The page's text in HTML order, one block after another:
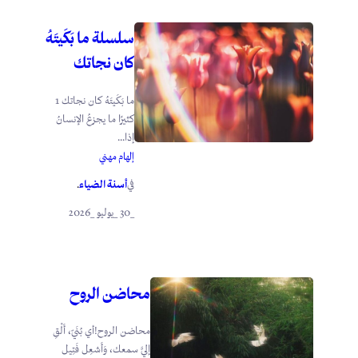
سلسلة ما بَكَيتَهُ
كان نجاتك
ما بَكَيتَهُ كان نجاتك 1
كثيرًا ما يجزعُ الإنسانُ
إذا...
إلهام مهني
فيأسنة الضياء.
محاضن الروح
محاضن الروح!أي بُنَيّ، أَلْقِ
إليَّ سمعك، وَأَشعِل فَتِيل